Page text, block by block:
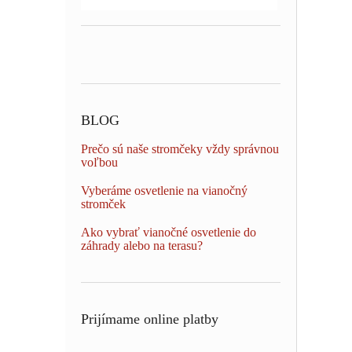
BLOG
Prečo sú naše stromčeky vždy správnou
voľbou
Vyberáme osvetlenie na vianočný
stromček
Ako vybrať vianočné osvetlenie do
záhrady alebo na terasu?
Prijímame online platby